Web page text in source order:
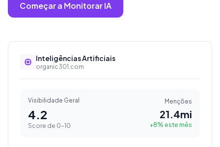
Inteligências Artificiais
organic301.com
Visibilidade Geral
4.2
Score de 0-10
Menções
21.4mi
+8% este mês
Começar a Monitorar IA